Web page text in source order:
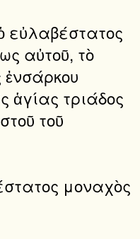
εὐλαβέστατος
αὐτοῦ, τὸ
ἐνσάρκου
ἁγίας τριάδος
τοῦ
μοναχὸς